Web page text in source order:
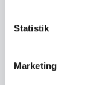
Statistik
Marketing